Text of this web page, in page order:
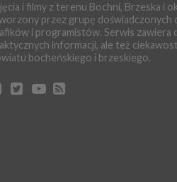
i filmy z terenu Bochni, Brzeska i
przez grupę doświadczonych
i programistów. Serwis zawiera
informacji, ale też
bocheńskiego i brzeskiego.